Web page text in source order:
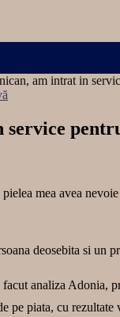
am intrat in
service
mea avea
deosebita si un
analiza
pe piata, cu